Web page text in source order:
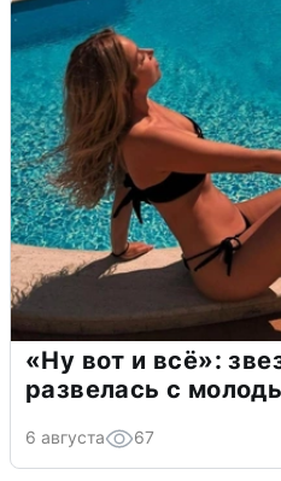
«Ну вот и всё»:
развелась с
6 августа 67